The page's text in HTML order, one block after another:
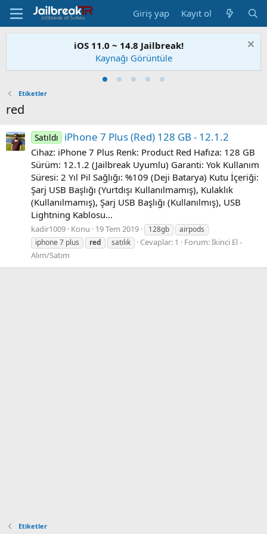
Giriş yap Kayıt ol
iOS 11.0 ~ 14.8 Jailbreak!
Kaynağı Görüntüle
Etiketler
red
Satıldı iPhone 7 Plus (Red) 128 GB - 12.1.2
Cihaz: iPhone 7 Plus Renk: Product Red Hafıza: 128 GB
Sürüm: 12.1.2 (Jailbreak Uyumlu) Garanti: Yok Kullanım
Süresi: 2 Yıl Pil Sağlığı: %109 (Deji Batarya) Kutu İçeriği:
Şarj USB Başlığı (Yurtdışı Kullanılmamış), Kulaklık
(Kullanılmamış), Şarj USB Başlığı (Kullanılmış), USB
Lightning Kablosu...
kadir1009 Konu 19 Tem 2019 128gb
airpods
iphone 7 plus
red satılık Cevaplar: 1 Forum:İkinci El -
Alım/Satım
Etiketler